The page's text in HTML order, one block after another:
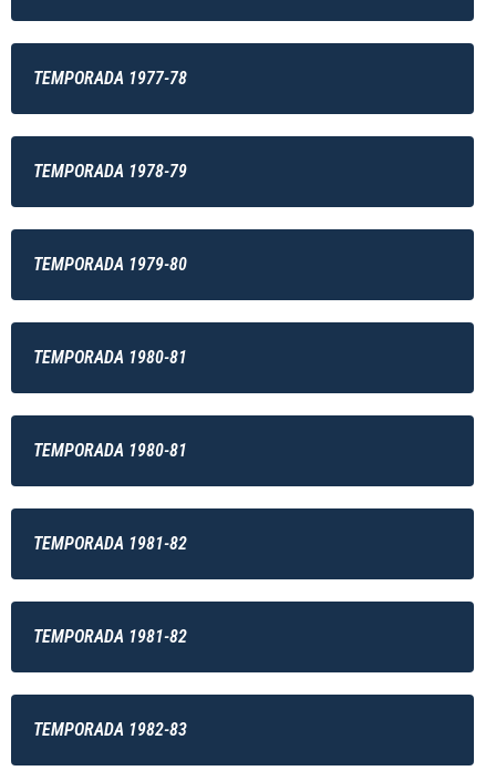
TEMPORADA 1977-78
TEMPORADA 1978-79
TEMPORADA 1979-80
TEMPORADA 1980-81
TEMPORADA 1980-81
TEMPORADA 1981-82
TEMPORADA 1981-82
TEMPORADA 1982-83